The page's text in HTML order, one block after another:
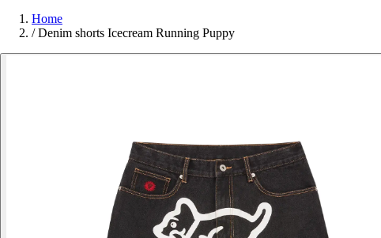
Home
/ Denim shorts Icecream Running Puppy